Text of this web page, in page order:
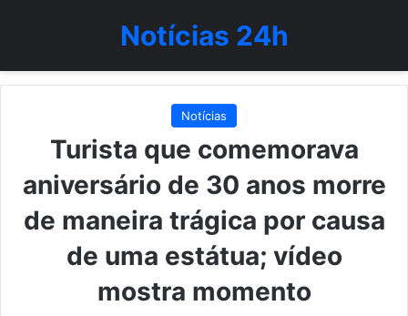
Notícias 24h
Notícias
Turista que comemorava
aniversário de 30 anos morre
de maneira trágica por causa
de uma estátua; vídeo
mostra momento